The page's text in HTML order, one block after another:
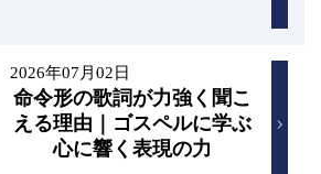
2026年07月02日
命令形の歌詞が力強く聞こ
える理由｜ゴスペルに学ぶ
心に響く表現の力